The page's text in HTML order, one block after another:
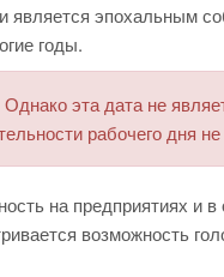
является эпохальным
годы.
эта дата не
рабочего дня
на предприятиях и в
возможность